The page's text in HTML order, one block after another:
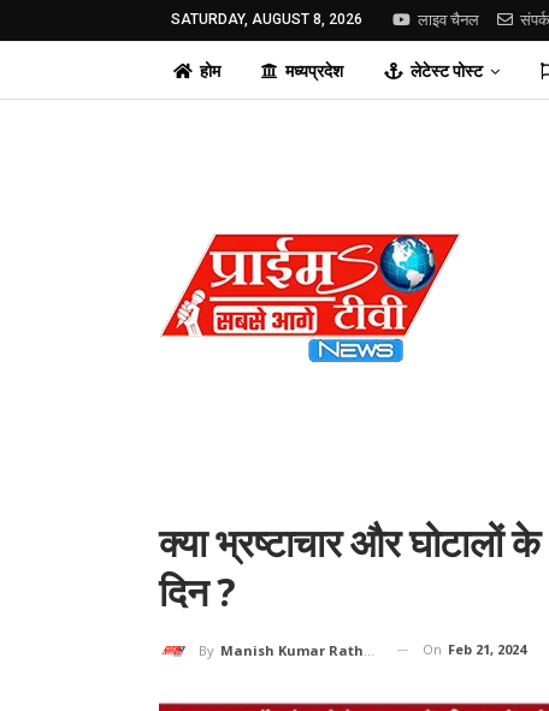
SATURDAY, AUGUST 8, 2026 लाइव चैनल संपर्क
होम मध्यप्रदेश लेटेस्ट पोस्ट
क्या भ्रष्टाचार और
दिन ?
By Manish Kumar Rathore On Feb 21, 2024